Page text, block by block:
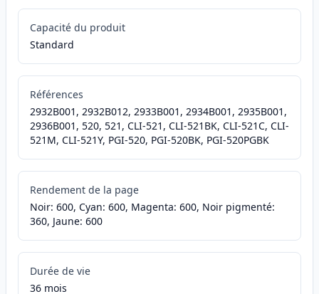
Capacité du produit
Standard
Références
2932B001, 2932B012, 2933B001, 2934B001, 2935B001,
2936B001, 520, 521, CLI-521, CLI-521BK, CLI-521C, CLI-
521M, CLI-521Y, PGI-520, PGI-520BK, PGI-520PGBK
Rendement de la page
Noir: 600, Cyan: 600, Magenta: 600, Noir pigmenté:
360, Jaune: 600
Durée de vie
36 mois